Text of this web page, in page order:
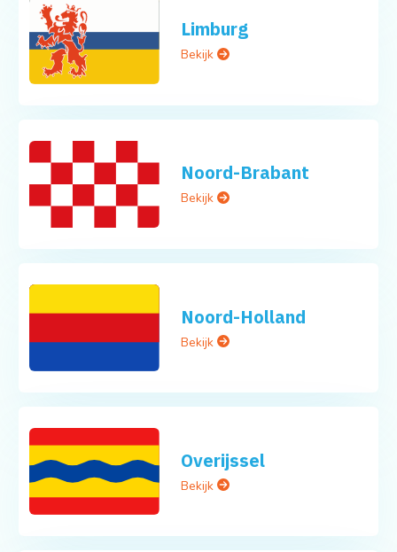
Limburg
Bekijk
Noord-Brabant
Bekijk
Noord-Holland
Bekijk
Overijssel
Bekijk